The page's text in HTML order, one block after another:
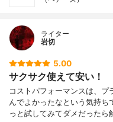
ライター
岩切
5.00
サクサク使えて安い！
コストパフォーマンスは、プ
んでよかったなという気持ち
っと試してみてダメだったら